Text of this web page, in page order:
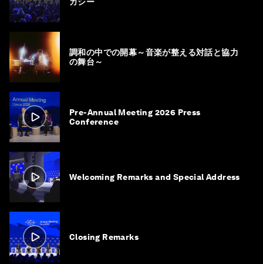
ガシー
調和の中での開幕～音楽が整える対話と協力
の舞台～
Pre-Annual Meeting 2026 Press
Conference
Welcoming Remarks and Special Address
Closing Remarks